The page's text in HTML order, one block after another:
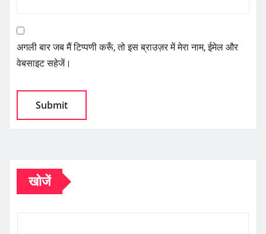
अगली बार जब मैं टिप्पणी करूँ, तो इस ब्राउज़र में मेरा नाम, ईमेल और
वेबसाइट सहेजें।
खोजें